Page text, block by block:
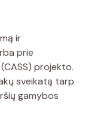
ir
prie
projekto.
sveikatą tarp
gamybos